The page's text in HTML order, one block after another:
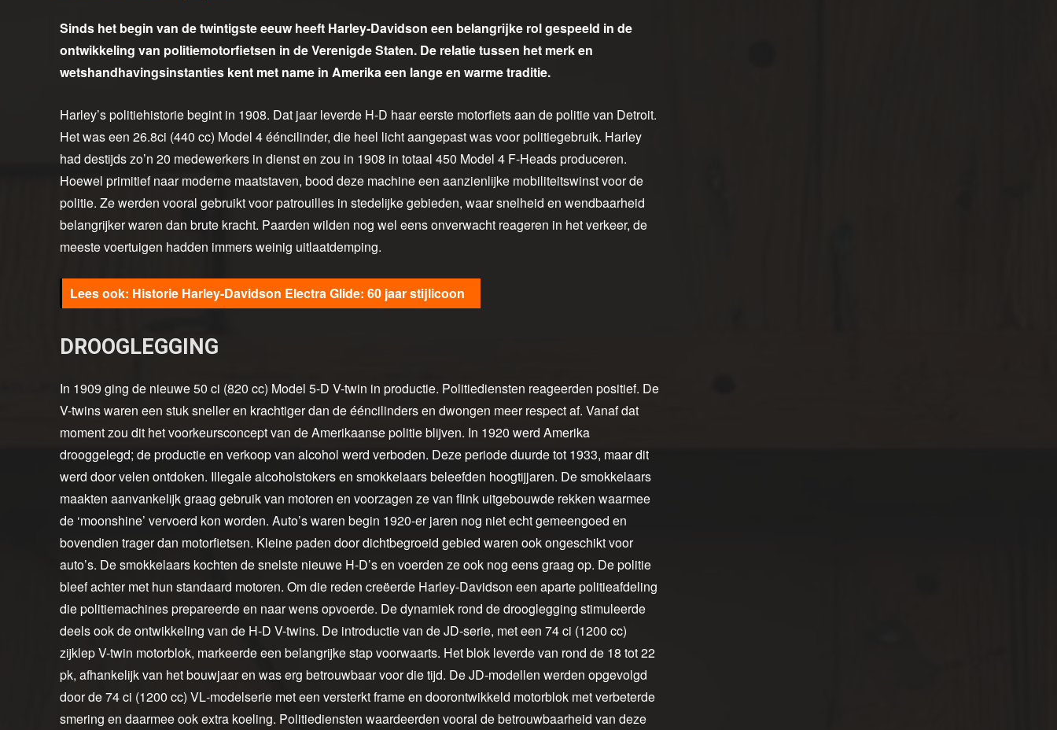
Sinds het begin van de twintigste eeuw heeft Harley‑Davidson een belangrijke rol gespeeld in de
ontwikkeling van politiemotorfietsen in de Verenigde Staten. De relatie tussen het merk en
wetshandhavingsinstanties kent met name in Amerika een lange en warme traditie.
Harley’s politiehistorie begint in 1908. Dat jaar leverde H-D haar eerste motorfiets aan de politie van Detroit.
Het was een 26.8ci (440 cc) Model 4 ééncilinder, die heel licht aangepast was voor politiegebruik. Harley
had destijds zo’n 20 medewerkers in dienst en zou in 1908 in totaal 450 Model 4 F-Heads produceren.
Hoewel primitief naar moderne maatstaven, bood deze machine een aanzienlijke mobiliteitswinst voor de
politie. Ze werden vooral gebruikt voor patrouilles in stedelijke gebieden, waar snelheid en wendbaarheid
belangrijker waren dan brute kracht. Paarden wilden nog wel eens onverwacht reageren in het verkeer, de
meeste voertuigen hadden immers weinig uitlaatdemping.
Historie Harley-Davidson Electra Glide: 60 jaar stijlicoon
DROOGLEGGING
In 1909 ging de nieuwe 50 ci (820 cc) Model 5-D V-twin in productie. Politiediensten reageerden positief. De
V-twins waren een stuk sneller en krachtiger dan de ééncilinders en dwongen meer respect af. Vanaf dat
moment zou dit het voorkeursconcept van de Amerikaanse politie blijven. In 1920 werd Amerika
drooggelegd; de productie en verkoop van alcohol werd verboden. Deze periode duurde tot 1933, maar dit
werd door velen ontdoken. Illegale alcoholstokers en smokkelaars beleefden hoogtijjaren. De smokkelaars
maakten aanvankelijk graag gebruik van motoren en voorzagen ze van flink uitgebouwde rekken waarmee
de ‘moonshine’ vervoerd kon worden. Auto’s waren begin 1920-er jaren nog niet echt gemeengoed en
bovendien trager dan motorfietsen. Kleine paden door dichtbegroeid gebied waren ook ongeschikt voor
auto’s. De smokkelaars kochten de snelste nieuwe H-D’s en voerden ze ook nog eens graag op. De politie
bleef achter met hun standaard motoren. Om die reden creëerde Harley-Davidson een aparte politieafdeling
die politiemachines prepareerde en naar wens opvoerde. De dynamiek rond de drooglegging stimuleerde
deels ook de ontwikkeling van de H-D V-twins. De introductie van de JD‑serie, met een 74 ci (1200 cc)
zijklep V-twin motorblok, markeerde een belangrijke stap voorwaarts. Het blok leverde van rond de 18 tot 22
pk, afhankelijk van het bouwjaar en was erg betrouwbaar voor die tijd. De JD‑modellen werden opgevolgd
door de 74 ci (1200 cc) VL‑modelserie met een versterkt frame en doorontwikkeld motorblok met verbeterde
smering en daarmee ook extra koeling. Politiediensten waardeerden vooral de betrouwbaarheid van deze